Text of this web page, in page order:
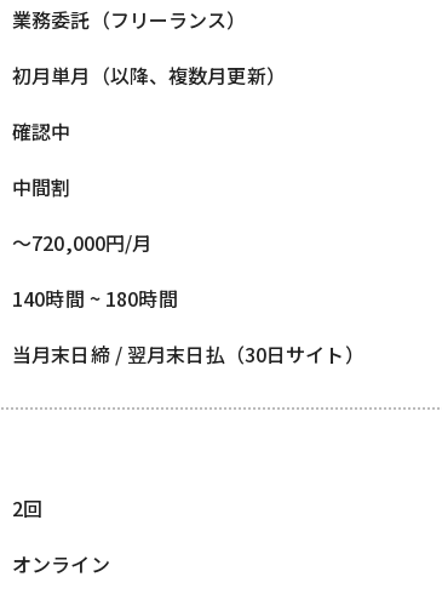
業務委託（フリーランス）
初月単月（以降、複数月更新）
確認中
中間割
〜720,000円/月
140時間 ~ 180時間
当月末日締 / 翌月末日払（30日サイト）
2回
オンライン